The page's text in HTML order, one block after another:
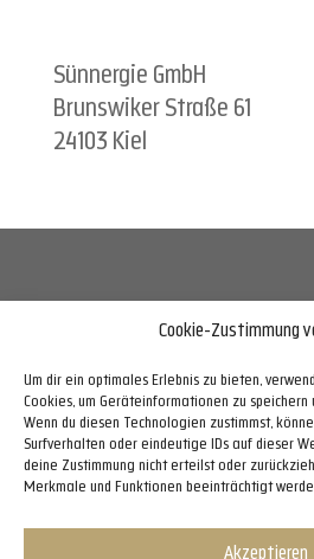
Cookie-Zustimmung
Um dir ein optimales Erlebnis zu bieten,
Cookies, um Geräteinformationen zu
Wenn du diesen Technologien zustimmst,
Surfverhalten oder eindeutige IDs auf dieser
deine Zustimmung nicht erteilst oder
Merkmale und Funktionen beeinträchtigt
Akzeptieren
Sünnergie GmbH
Brunswiker Straße 61
24103 Kiel
Telefon 0431 72 00 33 70,
info@suennergie.de
Bürozeiten: Mo–Do 07.30
07.30 Uhr–13.00 Uhr,Sa–So